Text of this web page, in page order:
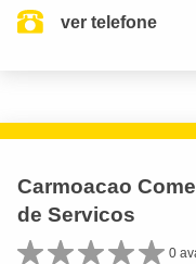
ver telefone
Carmoacao
de Servicos
0